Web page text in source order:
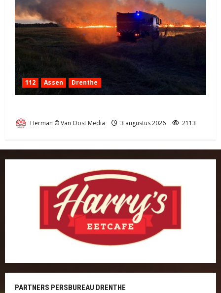
112 Assen Drenthe
Herman © Van Oost Media 3 augustus 2026 2113
PARTNERS PERSBUREAU DRENTHE